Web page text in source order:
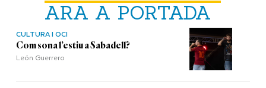
ARA A PORTADA
CULTURA I OCI
Com sona l’estiu a Sabadell?
León Guerrero